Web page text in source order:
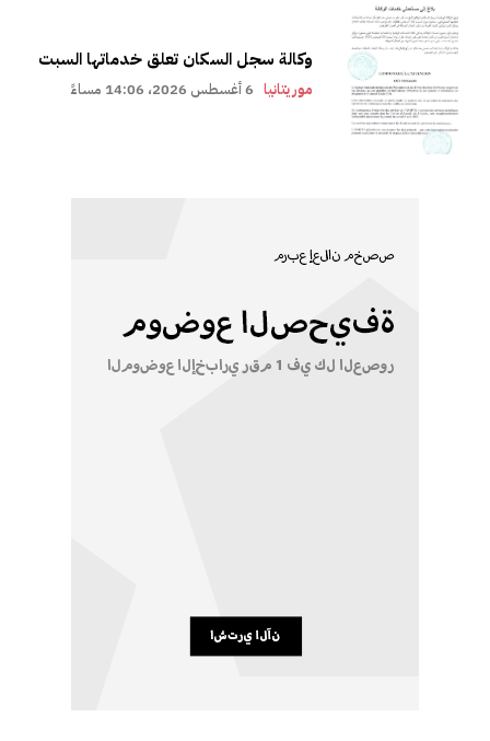
وكالة سجل السكان تعلق خدماتها السبت
موريتانيا 6 أغسطس 2026، 14:06 مساءً